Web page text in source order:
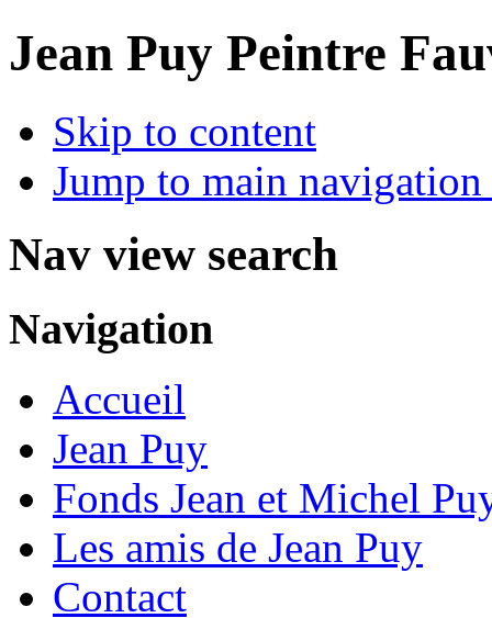
Jean Puy Peintre
Skip to content
Jump to main
Nav view search
Navigation
Accueil
Jean Puy
Fonds Jean et Michel
Les amis de Jean Puy
Contact